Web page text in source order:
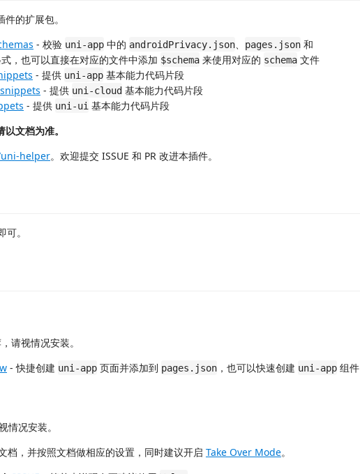
的扩展包。
- 校验 uni-app 中的 androidPrivacy.json pages.json 和
，也可以直接在对应的文件中添加 $schema 来使用对应的 schema 文件
- 提供 uni-app 基本能力代码片段
- 提供 uni-cloud 基本能力代码片段
- 提供 uni-ui 基本能力代码片段
文档为准。
helper。欢迎提交 ISSUE 和 PR 改进本插件。
。
请视情况安装。
- 快捷创建 uni-app 页面并添加到 pages.json ，也可以快速创建 uni-app 组件
情况安装。
档，并按照文档做相应的设置，同时建议开启 Take Over Mode。